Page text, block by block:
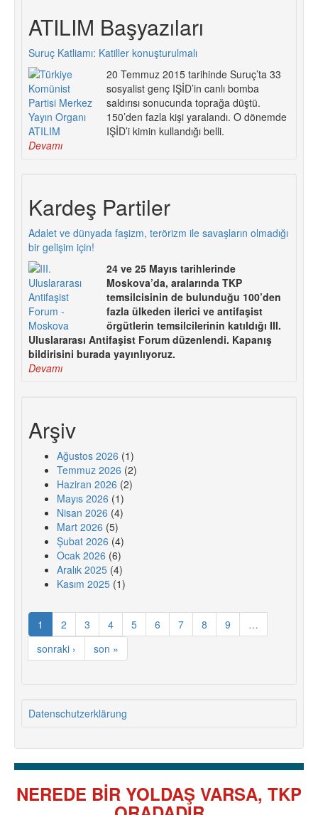
ATILIM Başyazıları
Suruç Katliamı: Katiller konuşturulmalı
20 Temmuz 2015 tarihinde Suruç’ta 33
sosyalist genç IŞİD’in canlı bomba
saldırısı sonucunda toprağa düştü.
150’den fazla kişi yaralandı. O dönemde
IŞİD’i kimin kullandığı belli.
Devamı
Kardeş Partiler
Adalet ve dünyada faşizm, terörizm ile savaşların olmadığı
bir gelişim için!
24 ve 25 Mayıs tarihlerinde
Moskova’da, aralarında TKP
temsilcisinin de bulunduğu 100’den
fazla ülkeden ilerici ve antifaşist
örgütlerin temsilcilerinin katıldığı III.
Uluslararası Antifaşist Forum düzenlendi. Kapanış
bildirisini burada yayınlıyoruz.
Devamı
Arşiv
Ağustos 2026 (1)
Temmuz 2026 (2)
Haziran 2026 (2)
Mayıs 2026 (1)
Nisan 2026 (4)
Mart 2026 (5)
Şubat 2026 (4)
Ocak 2026 (6)
Aralık 2025 (4)
Kasım 2025 (1)
1 2 3 4 5 6 7 8 9
…
sonraki ›
son »
Datenschutzerklärung
NEREDE BİR YOLDAŞ VARSA, TKP